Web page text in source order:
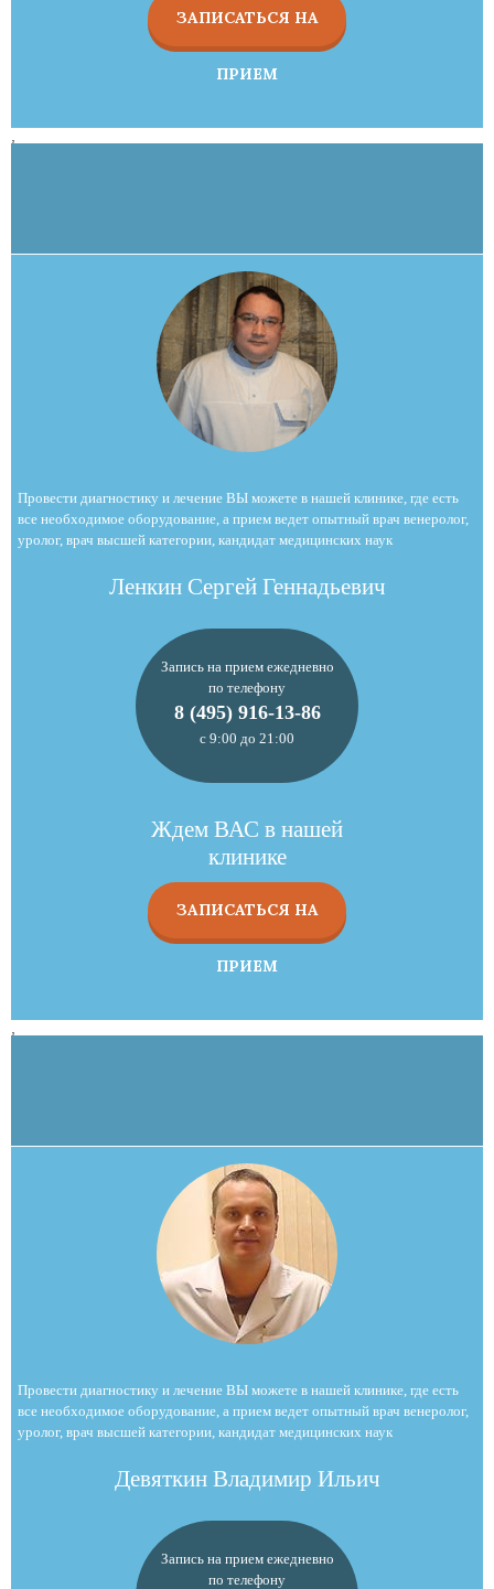
ЗАПИСАТЬСЯ НА
ПРИЕМ
Провести диагностику и лечение ВЫ можете в нашей клинике, где есть
все необходимое оборудование, а прием ведет опытный врач венеролог,
уролог, врач высшей категории, кандидат медицинских наук
Ленкин Сергей Геннадьевич
Запись на прием ежедневно
по телефону
8 (495) 916-13-86
с 9:00 до 21:00
Ждем ВАС в нашей
клинике
ЗАПИСАТЬСЯ НА
ПРИЕМ
Провести диагностику и лечение ВЫ можете в нашей клинике, где есть
все необходимое оборудование, а прием ведет опытный врач венеролог,
уролог, врач высшей категории, кандидат медицинских наук
Девяткин Владимир Ильич
Запись на прием ежедневно
по телефону